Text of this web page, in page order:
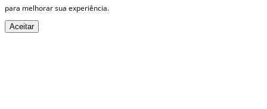
para melhorar sua experiência.
Aceitar